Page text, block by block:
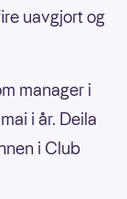
uavgjort og
manager i
i år. Deila
i Club